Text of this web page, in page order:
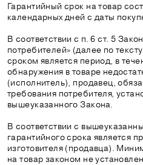
Гарантийный срок на товар
календарных дней с даты
В соответствии с п. 6 ст. 5
потребителей» (далее по
сроком является период, в
обнаружения в товаре
(исполнитель), продавец,
требования потребителя,
вышеуказанного Закона.
В соответствии с
гарантийного срока является
изготовителя (продавца).
на товар законом не